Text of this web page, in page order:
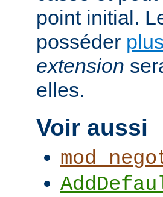
point initial.
posséder
extension
elles.
Voir aussi